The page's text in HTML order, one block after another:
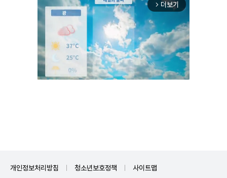
arrow_forward_ios 더보기
개인정보처리방침 청소년보호정책 사이트맵